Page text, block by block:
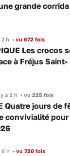
grande corrida
2 h •vu 672 fois
Les crocos
à Fréjus Saint-
a 3 h •vu 225 fois
Quatre jours de
convivialité pour
6 h •vu 720 fois